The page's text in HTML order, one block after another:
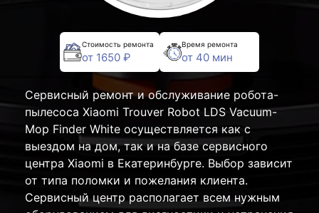
Стоимость ремонта
от 1650 ₽
Время ремонта
от 40 мин
Сервисный ремонт и обслуживание робота-
пылесоса Xiaomi Trouver Robot LDS Vacuum-
Mop Finder White осуществляется как с
выездом на дом, так и на базе сервисного
центра Xiaomi в Екатеринбурге. Выбор зависит
от типа поломки и пожелания клиента.
Сервисный центр располагает всем нужным